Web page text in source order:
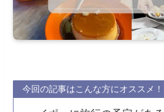
今回の記事はこんな方にオススメ！